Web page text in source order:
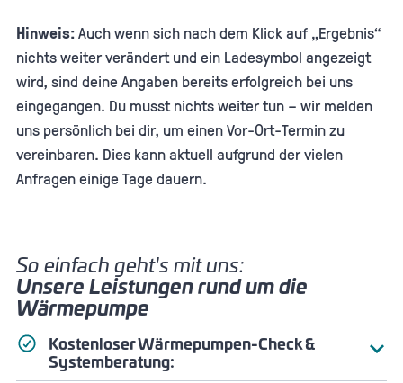
Hinweis:Auch wenn sich nach dem Klick auf „Ergebnis“
nichts weiter verändert und ein Ladesymbol angezeigt
wird, sind deine Angaben bereits erfolgreich bei uns
eingegangen. Du musst nichts weiter tun – wir melden
uns persönlich bei dir, um einen Vor-Ort-Termin zu
vereinbaren. Dies kann aktuell aufgrund der vielen
Anfragen einige Tage dauern.
So einfach geht's mit uns:
Unsere Leistungen rund um die
Wärmepumpe
Kostenloser Wärme­pumpen-Check &
Systemberatung: